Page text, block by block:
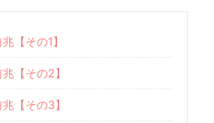
【その1】
【その2】
【その3】